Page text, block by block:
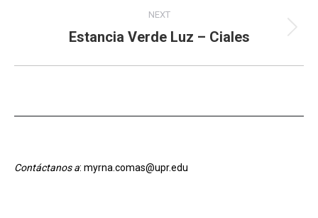
NEXT
Next
Estancia Verde Luz – Ciales
Contáctanos a: myrna.comas@upr.edu